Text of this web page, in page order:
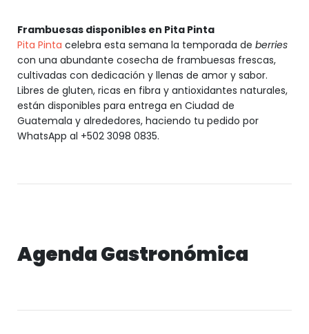
Frambuesas disponibles en Pita Pinta
Pita Pinta celebra esta semana la temporada de berries
con una abundante cosecha de frambuesas frescas,
cultivadas con dedicación y llenas de amor y sabor.
Libres de gluten, ricas en fibra y antioxidantes naturales,
están disponibles para entrega en Ciudad de
Guatemala y alrededores, haciendo tu pedido por
WhatsApp al +502 3098 0835.
Agenda Gastronómica